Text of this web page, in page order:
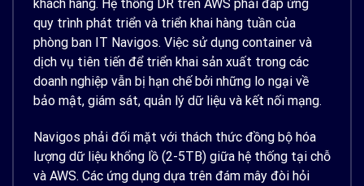
khách hàng. Hệ thống DR trên AWS phải đáp ứng
quy trình phát triển và triển khai hàng tuần của
phòng ban IT Navigos. Việc sử dụng container và
dịch vụ tiên tiến để triển khai sản xuất trong các
doanh nghiệp vẫn bị hạn chế bởi những lo ngại về
bảo mật, giám sát, quản lý dữ liệu và kết nối mạng.
Navigos phải đối mặt với thách thức đồng bộ hóa
lượng dữ liệu khổng lồ (2-5TB) giữa hệ thống tại chỗ
và AWS. Các ứng dụng dựa trên đám mây đòi hỏi